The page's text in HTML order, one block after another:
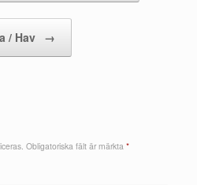
/ Hav →
Obligatoriska fält är märkta *